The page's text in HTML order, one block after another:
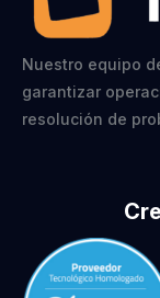
Nuestro equipo
garantizar
resolución de